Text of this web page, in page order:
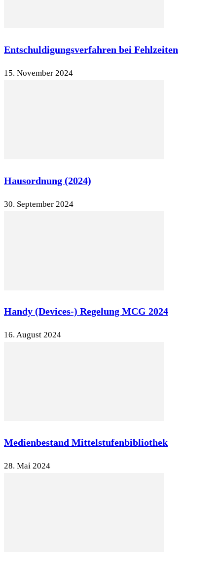
Entschuldigungsverfahren bei Fehlzeiten
15. November 2024
Hausordnung (2024)
30. September 2024
Handy (Devices-) Regelung MCG 2024
16. August 2024
Medienbestand Mittelstufenbibliothek
28. Mai 2024